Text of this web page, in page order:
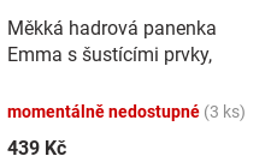
Měkká hadrová panenka
Emma s šustícími prvky,
momentálně nedostupné (3 ks)
439 Kč